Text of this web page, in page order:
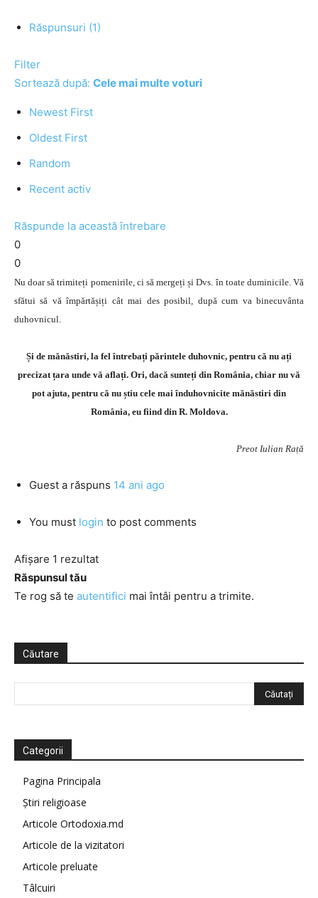
Răspunsuri (1)
Filter
Sortează după: Cele mai multe voturi
Newest First
Oldest First
Random
Recent activ
Răspunde la această întrebare
0
0
Nu doar să trimiteți pomenirile, ci să mergeți și Dvs. în toate duminicile. Vă
sfătui să vă împărtășiți cât mai des posibil, după cum va binecuvânta
duhovnicul.
Și de mănăstiri, la fel întrebați părintele duhovnic, pentru că nu ați
precizat țara unde vă aflați. Ori, dacă sunteți din România, chiar nu vă
pot ajuta, pentru că nu știu cele mai înduhovnicite mănăstiri din
România, eu fiind din R. Moldova.
Preot Iulian Rață
Guest a răspuns 14 ani ago
You must login to post comments
Afișare 1 rezultat
Răspunsul tău
Te rog să te autentifici mai întâi pentru a trimite.
Căutare
Categorii
Pagina Principala
Știri religioase
Articole Ortodoxia.md
Articole de la vizitatori
Articole preluate
Tâlcuiri